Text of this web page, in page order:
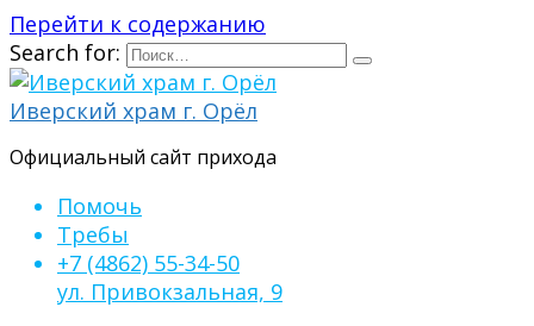
Перейти к содержанию
Search for:
Иверский храм г. Орёл
Официальный сайт прихода
Помочь
Требы
+7 (4862) 55-34-50
ул. Привокзальная, 9